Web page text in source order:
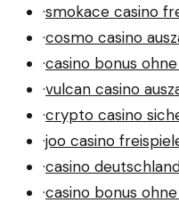
·smokace casino
·cosmo casino
·casino bonus
·vulcan casino
·crypto casino
·joo casino
·casino
·casino bonus